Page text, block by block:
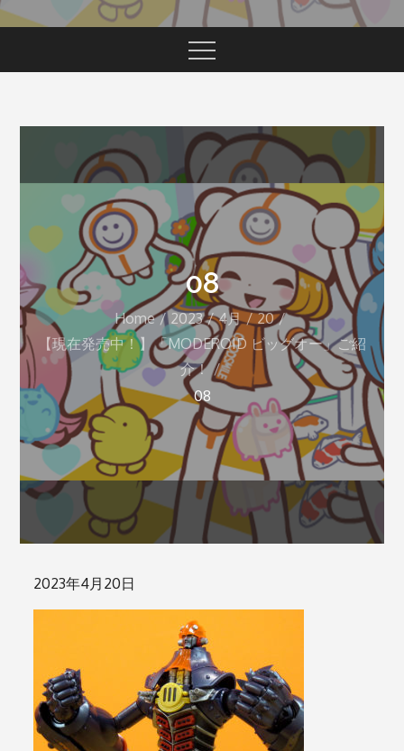
08
Home 2023 4月
20
【現在発売中！】「MODEROID ビッグオー」ご紹
介！
08
Posted
on
2023年4月20日